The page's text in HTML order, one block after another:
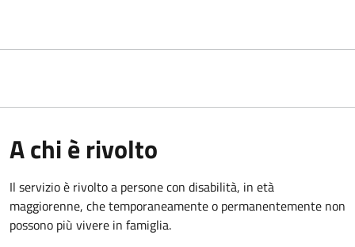
A chi è rivolto
Il servizio è rivolto a persone con disabilità, in età
maggiorenne, che temporaneamente o permanentemente non
possono più vivere in famiglia.